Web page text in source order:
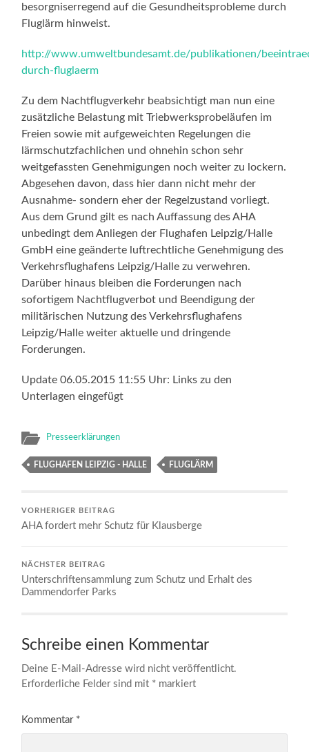
besorgniserregend auf die Gesundheitsprobleme durch
Fluglärm hinweist.
http://www.umweltbundesamt.de/publikationen/
durch-fluglaerm
Zu dem Nachtflugverkehr beabsichtigt man nun eine
zusätzliche Belastung mit Triebwerksprobeläufen im
Freien sowie mit aufgeweichten Regelungen die
lärmschutzfachlichen und ohnehin schon sehr
weitgefassten Genehmigungen noch weiter zu lockern.
Abgesehen davon, dass hier dann nicht mehr der
Ausnahme- sondern eher der Regelzustand vorliegt.
Aus dem Grund gilt es nach Auffassung des AHA
unbedingt dem Anliegen der Flughafen Leipzig/Halle
GmbH eine geänderte luftrechtliche Genehmigung des
Verkehrsflughafens Leipzig/Halle zu verwehren.
Darüber hinaus bleiben die Forderungen nach
sofortigem Nachtflugverbot und Beendigung der
militärischen Nutzung des Verkehrsflughafens
Leipzig/Halle weiter aktuelle und dringende
Forderungen.
Update 06.05.2015 11:55 Uhr: Links zu den
Unterlagen eingefügt
Presseerklärungen
FLUGHAFEN LEIPZIG - HALLE FLUGLÄRM
VORHERIGER BEITRAG
AHA fordert mehr Schutz für Klausberge
NÄCHSTER BEITRAG
Unterschriftensammlung zum Schutz und Erhalt des
Dammendorfer Parks
Schreibe einen Kommentar
Deine E-Mail-Adresse wird nicht veröffentlicht.
Erforderliche Felder sind mit * markiert
Kommentar *